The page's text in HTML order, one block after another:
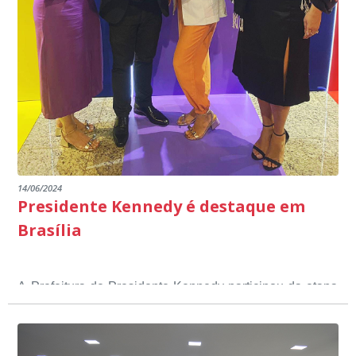
14/06/2024
Presidente Kennedy é destaque em
Brasília
A Prefeitura de Presidente Kennedy participou da etapa
nacional do 12º Prêmio Sebrae Prefeitura
Empreendedora, que visou valorizar e destacar o papel
dos gestores públicos comprometidos com o